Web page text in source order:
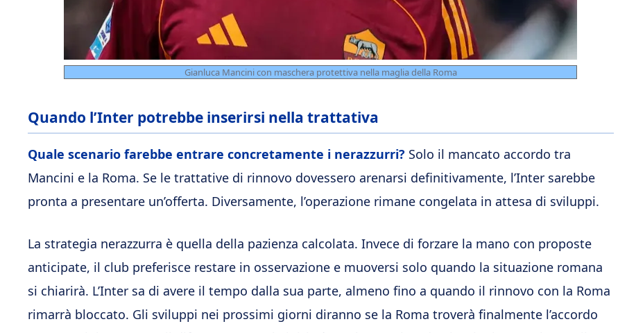
Gianluca Mancini con maschera protettiva nella maglia della Roma
Quando l’Inter potrebbe inserirsi nella trattativa
Quale scenario farebbe entrare concretamente i nerazzurri? Solo il mancato accordo tra
Mancini e la Roma. Se le trattative di rinnovo dovessero arenarsi definitivamente, l’Inter sarebbe
pronta a presentare un’offerta. Diversamente, l’operazione rimane congelata in attesa di sviluppi.
La strategia nerazzurra è quella della pazienza calcolata. Invece di forzare la mano con proposte
anticipate, il club preferisce restare in osservazione e muoversi solo quando la situazione romana
si chiarirà. L’Inter sa di avere il tempo dalla sua parte, almeno fino a quando il rinnovo con la Roma
rimarrà bloccato. Gli sviluppi nei prossimi giorni diranno se la Roma troverà finalmente l’accordo